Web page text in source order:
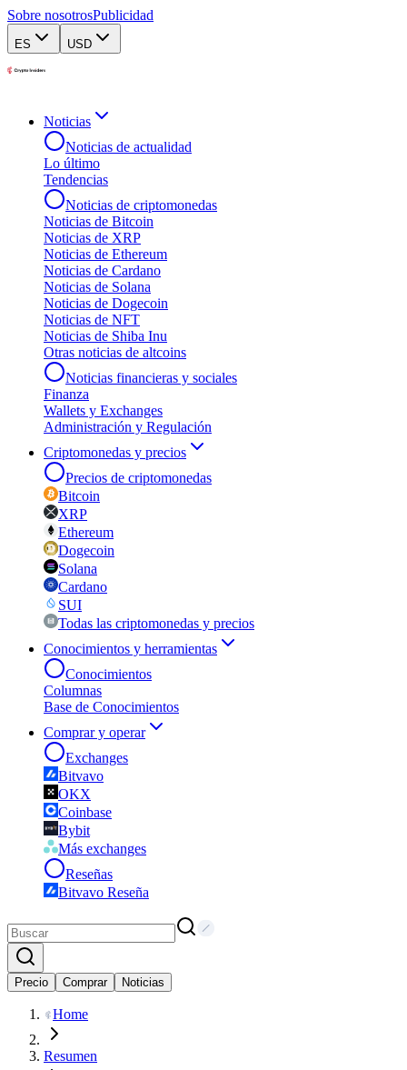
Sobre nosotrosPublicidad
ES USD
Noticias
Noticias de actualidad
Lo último
Tendencias
Noticias de criptomonedas
Noticias de Bitcoin
Noticias de XRP
Noticias de Ethereum
Noticias de Cardano
Noticias de Solana
Noticias de Dogecoin
Noticias de NFT
Noticias de Shiba Inu
Otras noticias de altcoins
Noticias financieras y sociales
Finanza
Wallets y Exchanges
Administración y Regulación
Criptomonedas y precios
Precios de criptomonedas
Bitcoin
XRP
Ethereum
Dogecoin
Solana
Cardano
SUI
Todas las criptomonedas y precios
Conocimientos y herramientas
Conocimientos
Columnas
Base de Conocimientos
Comprar y operar
Exchanges
Bitvavo
OKX
Coinbase
Bybit
Más exchanges
Reseñas
Bitvavo Reseña
Precio Comprar Noticias
Home
Resumen